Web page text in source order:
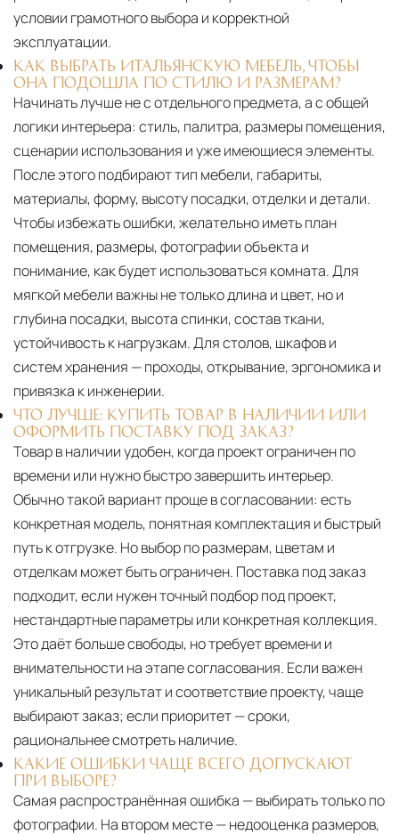
условии грамотного выбора и корректной
эксплуатации.
КАК ВЫБРАТЬ ИТАЛЬЯНСКУЮ МЕБЕЛЬ, ЧТОБЫ
ОНА ПОДОШЛА ПО СТИЛЮ И РАЗМЕРАМ?
Начинать лучше не с отдельного предмета, а с общей
логики интерьера: стиль, палитра, размеры помещения,
сценарии использования и уже имеющиеся элементы.
После этого подбирают тип мебели, габариты,
материалы, форму, высоту посадки, отделки и детали.
Чтобы избежать ошибки, желательно иметь план
помещения, размеры, фотографии объекта и
понимание, как будет использоваться комната. Для
мягкой мебели важны не только длина и цвет, но и
глубина посадки, высота спинки, состав ткани,
устойчивость к нагрузкам. Для столов, шкафов и
систем хранения — проходы, открывание, эргономика и
привязка к инженерии.
ЧТО ЛУЧШЕ: КУПИТЬ ТОВАР В НАЛИЧИИ ИЛИ
ОФОРМИТЬ ПОСТАВКУ ПОД ЗАКАЗ?
Товар в наличии удобен, когда проект ограничен по
времени или нужно быстро завершить интерьер.
Обычно такой вариант проще в согласовании: есть
конкретная модель, понятная комплектация и быстрый
путь к отгрузке. Но выбор по размерам, цветам и
отделкам может быть ограничен. Поставка под заказ
подходит, если нужен точный подбор под проект,
нестандартные параметры или конкретная коллекция.
Это даёт больше свободы, но требует времени и
внимательности на этапе согласования. Если важен
уникальный результат и соответствие проекту, чаще
выбирают заказ; если приоритет — сроки,
рациональнее смотреть наличие.
КАКИЕ ОШИБКИ ЧАЩЕ ВСЕГО ДОПУСКАЮТ
ПРИ ВЫБОРЕ?
Самая распространённая ошибка — выбирать только по
фотографии. На втором месте — недооценка размеров,